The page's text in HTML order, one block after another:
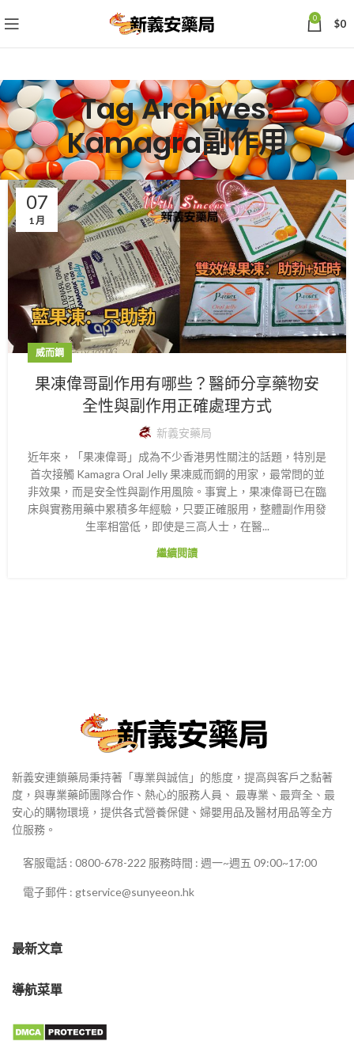
0 $0
Tag Archives:
Kamagra副作用
07
1 月
威而鋼
果凍偉哥副作用有哪些？醫師分享藥物安
全性與副作用正確處理方式
新義安藥局
近年來，「果凍偉哥」成為不少香港男性關注的話題，特別是
首次接觸 Kamagra Oral Jelly 果凍威而鋼的用家，最常問的並
非效果，而是安全性與副作用風險。事實上，果凍偉哥已在臨
床與實務用藥中累積多年經驗，只要正確服用，整體副作用發
生率相當低，即使是三高人士，在醫...
繼續閱讀
新義安連鎖藥局秉持著「專業與誠信」的態度，提高與客戶之黏著
度，與專業藥師團隊合作、熱心的服務人員、 最專業、最齊全、最
安心的購物環境，提供各式營養保健、婦嬰用品及醫材用品等全方
位服務。
客服電話 : 0800-678-222 服務時間 : 週一~週五 09:00~17:00
電子郵件 : gtservice@sunyeeon.hk
最新文章
導航菜單